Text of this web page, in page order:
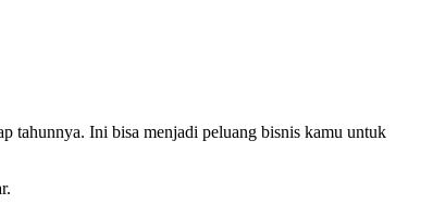
tahunnya. Ini bisa menjadi peluang bisnis kamu untuk